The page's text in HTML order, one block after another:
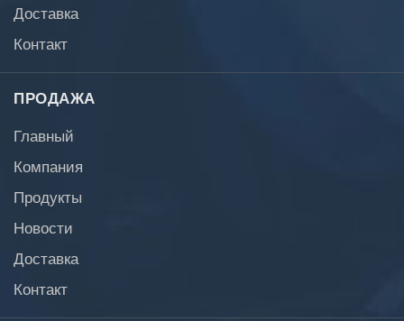
Доставка
Контакт
ПРОДАЖА
Главный
Компания
Продукты
Новости
Доставка
Контакт